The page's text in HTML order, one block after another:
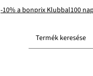
-10% a bonprix Klubbal100
Termék keresése